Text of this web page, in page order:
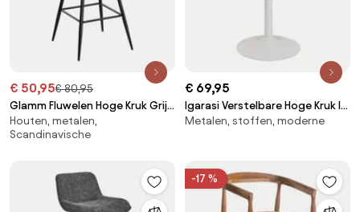
€ 50,95€ 80,95
Glamm Fluwelen Hoge Kruk Grijs
– Taupe & ↑75 Cm & Zwart -
Sklum
Houten, metalen,
Scandinavische
€ 69,95
Igarasi Verstelbare Hoge Kruk In
Metaal En Stof Wit - Tapioca
Metalen, stoffen, moderne
-17 %